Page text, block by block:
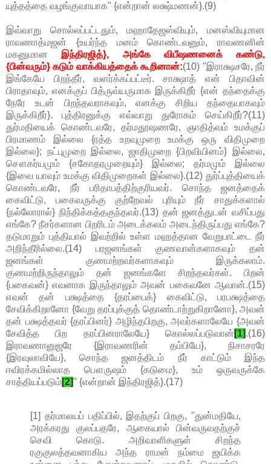
யுத்தத்தை வழங்குவாயாக" {என்றான் லக்ஷ்மணன்}.(9)
இவ்வாறு சொல்லப்பட்டதும், மஹாதேஜஸ்வியும், மனஸ்வியுமான
ராவணாத்மஜன் {உயர்ந்த மனம் கொண்டவனும், ராவணனின்
மகனுமானஇந்திரஜித்}, அங்கே விபீஷணனைக் கண்டு,
{பின்வரும்} கடும் வாக்கியத்தைக் கூறினான்:(10) "இராக்ஷசரே, நீர்
இங்கேயே பிறந்தீர், வளர்க்கப்பட்டீர். சாக்ஷாத் என் பிதாவின்
பிராதாவும், எனக்குப் பித்ருவ்யருமாக இருக்கிறீர் {என் தந்தைக்கு
நேரே உடன் பிறந்தவராகவும், எனக்கு சிறிய தந்தையாகவும்
இருக்கிறீர்}. புத்திரனுக்கு எவ்வாறு துரோகம் செய்கிறீர்?(11)
துர்மதியைக் கொண்டவரே, தர்மதூஷணரே, ஞாதித்வம் உமக்குப்
பிரமாணம் இல்லை {ரத்த உறவுமுறை உமக்கு ஒரு விதிமுறை
இல்லை}; நட்புமுறை இல்லை, ஜாதிமுறை {பிறவியினம்} இல்லை,
சௌகர்யமும் {சகோதரமுறையும்} இல்லை; தர்மமும் இல்லை
{இவை யாவும் உமக்கு விதிமுறைகள் இல்லை}.(12) துர்ப்புத்தியைக்
கொண்டவரே, நீர் பரிதாபத்திற்குரியவர். சொந்த ஜனத்தைக்
கைவிட்டு, பகைவருக்கு குற்றேவல் புரியும் நீர் சாதுக்களால்
{நல்லோரால்} நிந்திக்கத்தகுந்தவர்.(13) தன் ஜனத்துடன் வசிப்பது
எங்கே? நீசர்களான பிறரிடம் அடைக்கலம் அடைந்திருப்பது எங்கே?
தடுமாறும் புத்தியால் இவற்றில் உள்ள மஹத்தான வேறுபாட்டை நீர்
அறிந்தீரில்லை.(14) பரஜனங்கள் குணவான்களாகவும் தன்
ஜனங்கள் குணமற்றவர்களாகவும் இருக்கலாம்.
குணமற்றிருந்தாலும் தன் ஜனங்களே சிறந்தவர்கள். பிறன்
{பகைவன்} எவனாக இருந்தாலும் அவன் பகைவனே ஆவான்.(15)
எவன் தன் பக்ஷத்தை {தரப்பைக்} கைவிட்டு, பரபக்ஷத்தை
சேவிக்கிறானோ {வேறு தரப்புக்குத் தொண்டாற்றுகிறானோ}, அவன்
தன் பக்ஷத்தவர் {தரப்பினர்} அழிந்தபிறகு, அவர்களாலேயே {அவன்
சேவித்த பிற தரப்பினராலேயே} கொல்லப்படுவான் [1].(16)
இராவணானுஜரே {இராவணரின் தம்பியே}, நிசாசரரே
{இரவுலாவியே}, சொந்த ஜனத்திடம் நீர் காட்டும் இந்த
ஈவிரக்கமில்லாத பௌருஷம் {கடுமை}, உம் ஒருவருக்கே
சாத்தியப்படும்[2]" {என்றான் இந்திரஜித்}.(17)
[1] தர்மாலயப் பதிப்பில், இதற்குப் பிறகு, "துன்மதியே,
அரக்கரது குலப்பதரே, ஆகையால் பின்வருவதற்குச்
செவி கொடு. அறிவாளிகளுள் சிறந்த
ரகுகுலத்தவனாகிய அந்த ராமன் நம்மை ஜயிக்க